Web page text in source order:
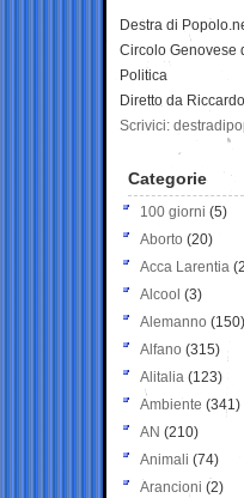
Destra di
Circolo Genovese
Politica
Diretto da
Scrivici:
Categorie
100 giorni (5)
Aborto (20)
Acca Larentia
Alcool (3)
Alemanno (150)
Alfano (315)
Alitalia (123)
Ambiente (341)
AN (210)
Animali (74)
Arancioni (2)